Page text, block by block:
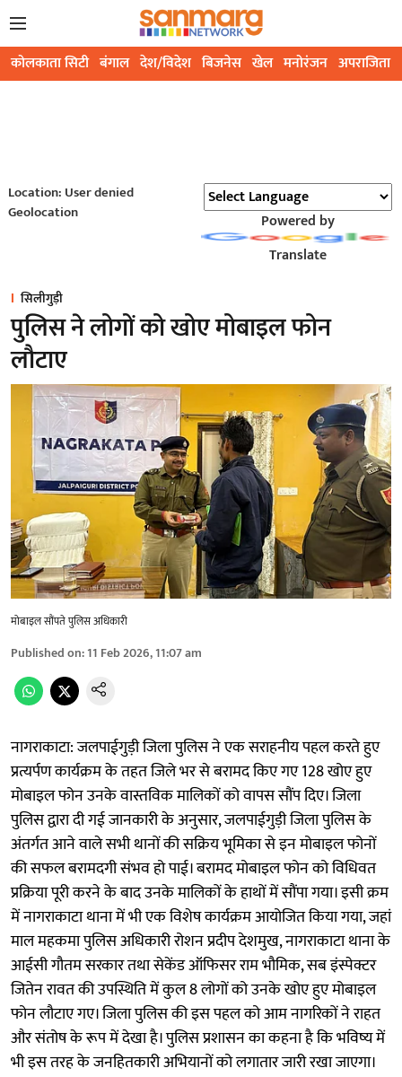
कोलकाता सिटी बंगाल देश/विदेश बिजनेस खेल मनोरंजन अपराजिता
Location: User denied
Geolocation
Powered by
Translate
सिलीगुड़ी
पुलिस ने लोगों को खोए मोबाइल फोन
लौटाए
मोबाइल सौंपते पुलिस अधिकारी
Published on:11 Feb 2026, 11:07 am
नागराकाटा: जलपाईगुड़ी जिला पुलिस ने एक सराहनीय पहल करते हुए
प्रत्यर्पण कार्यक्रम के तहत जिले भर से बरामद किए गए 128 खोए हुए
मोबाइल फोन उनके वास्तविक मालिकों को वापस सौंप दिए। जिला
पुलिस द्वारा दी गई जानकारी के अनुसार, जलपाईगुड़ी जिला पुलिस के
अंतर्गत आने वाले सभी थानों की सक्रिय भूमिका से इन मोबाइल फोनों
की सफल बरामदगी संभव हो पाई। बरामद मोबाइल फोन को विधिवत
प्रक्रिया पूरी करने के बाद उनके मालिकों के हाथों में सौंपा गया। इसी क्रम
में नागराकाटा थाना में भी एक विशेष कार्यक्रम आयोजित किया गया, जहां
माल महकमा पुलिस अधिकारी रोशन प्रदीप देशमुख, नागराकाटा थाना के
आईसी गौतम सरकार तथा सेकेंड ऑफिसर राम भौमिक, सब इंस्पेक्टर
जितेन रावत की उपस्थिति में कुल 8 लोगों को उनके खोए हुए मोबाइल
फोन लौटाए गए। जिला पुलिस की इस पहल को आम नागरिकों ने राहत
और संतोष के रूप में देखा है। पुलिस प्रशासन का कहना है कि भविष्य में
भी इस तरह के जनहितकारी अभियानों को लगातार जारी रखा जाएगा।